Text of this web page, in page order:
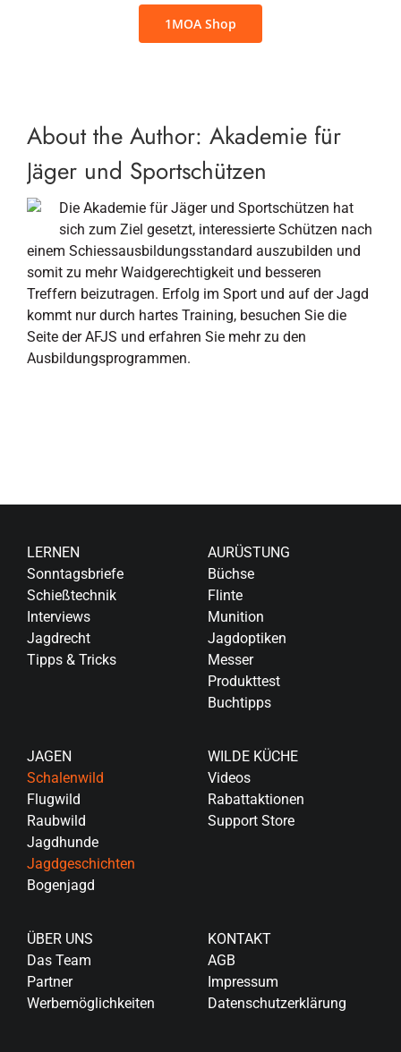
1MOA Shop
About the Author: Akademie für
Jäger und Sportschützen
Die Akademie für Jäger und Sportschützen hat
sich zum Ziel gesetzt, interessierte Schützen nach
einem Schiessausbildungsstandard auszubilden und
somit zu mehr Waidgerechtigkeit und besseren
Treffern beizutragen. Erfolg im Sport und auf der Jagd
kommt nur durch hartes Training, besuchen Sie die
Seite der AFJS und erfahren Sie mehr zu den
Ausbildungsprogrammen.
LERNEN
Sonntagsbriefe
Schießtechnik
Interviews
Jagdrecht
Tipps & Tricks
AURÜSTUNG
Büchse
Flinte
Munition
Jagdoptiken
Messer
Produkttest
Buchtipps
JAGEN
Schalenwild
Flugwild
Raubwild
Jagdhunde
Jagdgeschichten
Bogenjagd
WILDE KÜCHE
Videos
Rabattaktionen
Support Store
ÜBER UNS
Das Team
Partner
Werbemöglichkeiten
KONTAKT
AGB
Impressum
Datenschutzerklärung